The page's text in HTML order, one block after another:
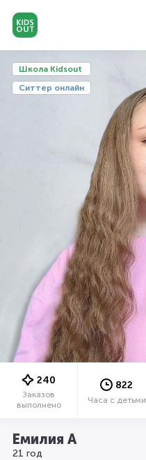
Школа Kidsout
Cиттер онлайн
240
Заказов
выполнено
822
Часа с детьми
Емилия А
21 год